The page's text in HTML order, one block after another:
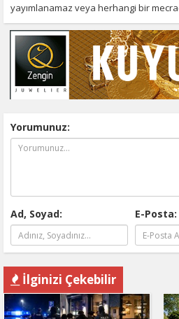
yayımlanamaz veya herhangi bir
Yorumunuz:
Ad, Soyad: E-Posta:
İlginizi Çekebilir